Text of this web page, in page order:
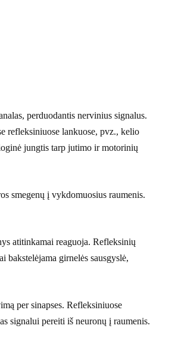
perduodantis nervinius signalus.
refleksiniuose lankuose, pvz., kelio
jungtis tarp jutimo ir motorinių
smegenų į vykdomuosius raumenis.
atitinkamai reaguoja. Refleksinių
bakstelėjama girnelės sausgyslė,
per sinapses. Refleksiniuose
signalui pereiti iš neuronų į raumenis.